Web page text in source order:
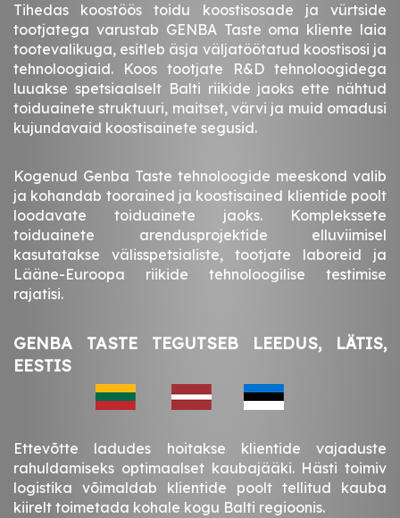
Tihedas koostöös toidu koostisosade ja vürtside
tootjatega varustab GENBA Taste oma kliente laia
tootevalikuga, esitleb äsja väljatöötatud koostisosi ja
tehnoloogiaid. Koos tootjate R&D tehnoloogidega
luuakse spetsiaalselt Balti riikide jaoks ette nähtud
toiduainete struktuuri, maitset, värvi ja muid omadusi
kujundavaid koostisainete segusid.
Kogenud Genba Taste tehnoloogide meeskond valib
ja kohandab toorained ja koostisained klientide poolt
loodavate toiduainete jaoks. Komplekssete
toiduainete arendusprojektide elluviimisel
kasutatakse välisspetsialiste, tootjate laboreid ja
Lääne-Euroopa riikide tehnoloogilise testimise
rajatisi.
GENBA TASTE TEGUTSEB LEEDUS, LÄTIS,
EESTIS
Ettevõtte ladudes hoitakse klientide vajaduste
rahuldamiseks optimaalset kaubajääki. Hästi toimiv
logistika võimaldab klientide poolt tellitud kauba
kiirelt toimetada kohale kogu Balti regioonis.